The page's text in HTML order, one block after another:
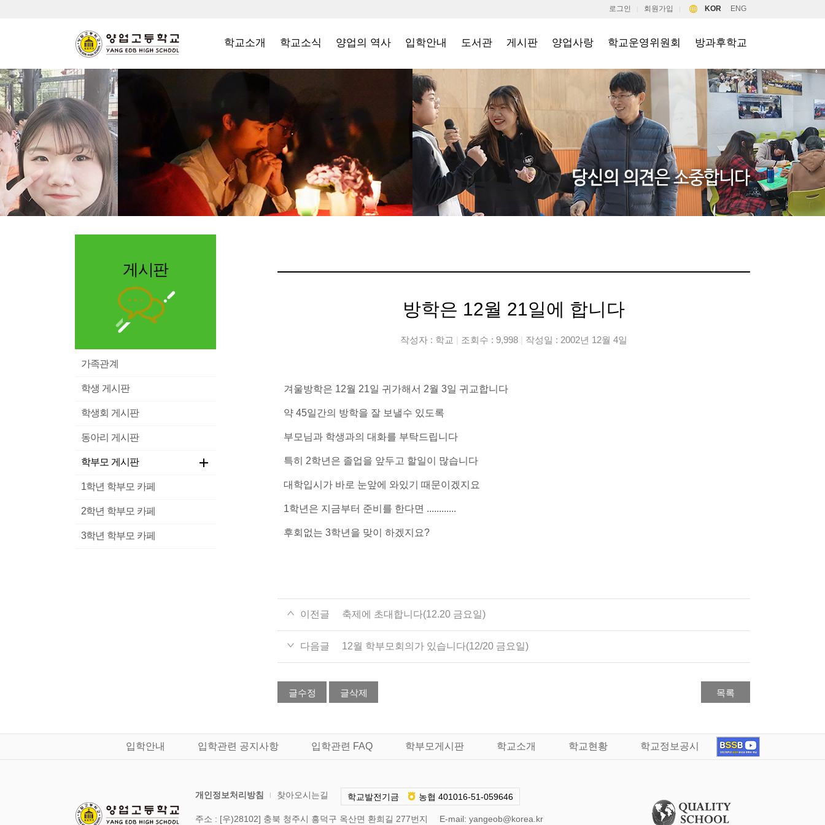
로그인 회원가입 KOR ENG
학교소개 학교소식 양업의 역사 입학안내 도서관 게시판 양업사랑 학교운영위원회 방과후학교
게시판
가족관계
학생 게시판
학생회 게시판
동아리 게시판
학부모 게시판
1학년 학부모 카페
2학년 학부모 카페
3학년 학부모 카페
방학은 12월 21일에 합니다
작성자 : 학교 조회수 : 9,998 작성일 : 2002년 12월 4일
겨울방학은 12월 21일 귀가해서 2월 3일 귀교합니다
약 45일간의 방학을 잘 보낼수 있도록
부모님과 학생과의 대화를 부탁드립니다
특히 2학년은 졸업을 앞두고 할일이 많습니다
대학입시가 바로 눈앞에 와있기 때문이겠지요
1학년은 지금부터 준비를 한다면 ............
후회없는 3학년을 맞이 하겠지요?
이전글 축제에 초대합니다(12.20 금요일)
다음글 12월 학부모회의가 있습니다(12/20 금요일)
글삭제
글수정 목록
입학안내 입학관련 공지사항 입학관련 FAQ 학부모게시판 학교소개 학교현황 학교정보공시
개인정보처리방침 | 찾아오시는길 학교발전기금 농협 401016-51-059646
주소 : [우)28102] 충북 청주시 흥덕구 옥산면 환희길 277번지 E-mail: yangeob@korea.kr